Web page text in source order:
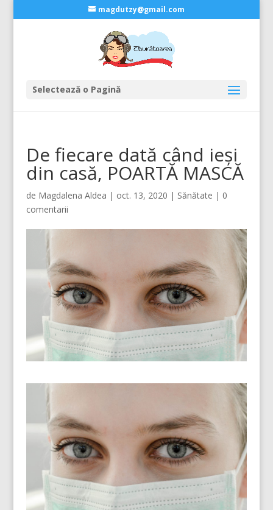
magdutzy@gmail.com
Selectează o Pagină
De fiecare dată când ieși
din casă, POARTĂ MASCĂ
de Magdalena Aldea | oct. 13, 2020 | Sănătate | 0
comentarii